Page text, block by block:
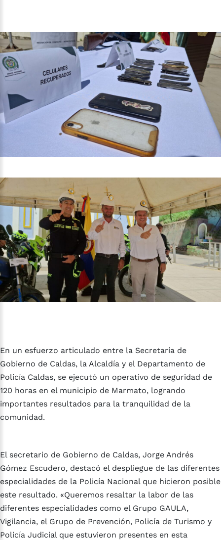
En un esfuerzo articulado entre la Secretaría de
Gobierno de Caldas, la Alcaldía y el Departamento de
Policía Caldas, se ejecutó un operativo de seguridad de
120 horas en el municipio de Marmato, logrando
importantes resultados para la tranquilidad de la
comunidad.
El secretario de Gobierno de Caldas, Jorge Andrés
Gómez Escudero, destacó el despliegue de las diferentes
especialidades de la Policía Nacional que hicieron posible
este resultado. «Queremos resaltar la labor de las
diferentes especialidades como el Grupo GAULA,
Vigilancia, el Grupo de Prevención, Policía de Turismo y
Policía Judicial que estuvieron presentes en esta